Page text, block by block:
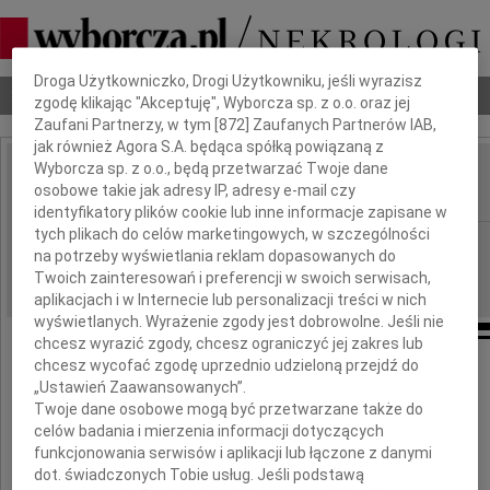
Nekrologi Odeszli Poradnik pogrzebowy
IMIĘ I NAZWISKO: Krzysztof Rotter
REGION: cała Polska
DATA EMISJI: 14.05.2010
Z głębokim żalem informujemy,
że dnia 11 maja 2010 roku zmarł
prof. dr hab.
Dbamy o Twoją prywatność
Droga Użytkowniczko, Drogi Użytkowniku, jeśli wyrazisz
zgodę klikając "Akceptuję", Wyborcza sp. z o.o. oraz jej
Zaufani Partnerzy, w tym [872 ] Zaufanych Partnerów IAB,
jak również Agora S.A. będąca spółką powiązaną z
Wyborcza sp. z o.o., będą przetwarzać Twoje dane
osobowe takie jak adresy IP, adresy e-mail czy
identyfikatory plików cookie lub inne informacje zapisane w
tych plikach do celów marketingowych, w szczególności
na potrzeby wyświetlania reklam dopasowanych do
Twoich zainteresowań i preferencji w swoich serwisach,
aplikacjach i w Internecie lub personalizacji treści w nich
wyświetlanych. Wyrażenie zgody jest dobrowolne. Jeśli nie
chcesz wyrazić zgody, chcesz ograniczyć jej zakres lub
chcesz wycofać zgodę uprzednio udzieloną przejdź do
„Ustawień Zaawansowanych”.
Twoje dane osobowe mogą być przetwarzane także do
celów badania i mierzenia informacji dotyczących
funkcjonowania serwisów i aplikacji lub łączone z danymi
dot. świadczonych Tobie usług. Jeśli podstawą